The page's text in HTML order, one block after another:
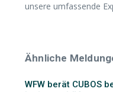
unsere umfassende
Ähnliche
WFW berät CUBOS